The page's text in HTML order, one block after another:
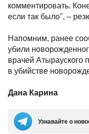
комментировать.
если так было", –
Напомним, ранее
убили
врачей Атырауского
в убийстве
Дана Карина
Узнавайте о